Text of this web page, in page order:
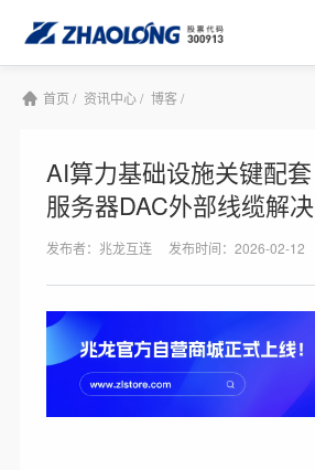
首页 / 资讯中心 / 博客 /
AI算力基础设施关键配
服务器DAC外部线缆解
发布者：兆龙互连 发布时间：2026-02-12